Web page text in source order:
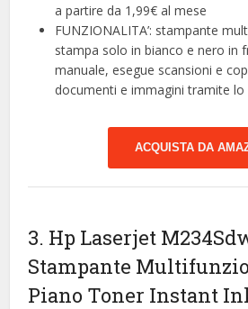
a partire da 1,99€ al mese
FUNZIONALITA’: stampante
stampa solo in bianco e nero in
manuale, esegue scansioni e
documenti e immagini tramite lo
ACQUISTA DA
3. Hp Laserjet
Stampante
Piano Toner Instant